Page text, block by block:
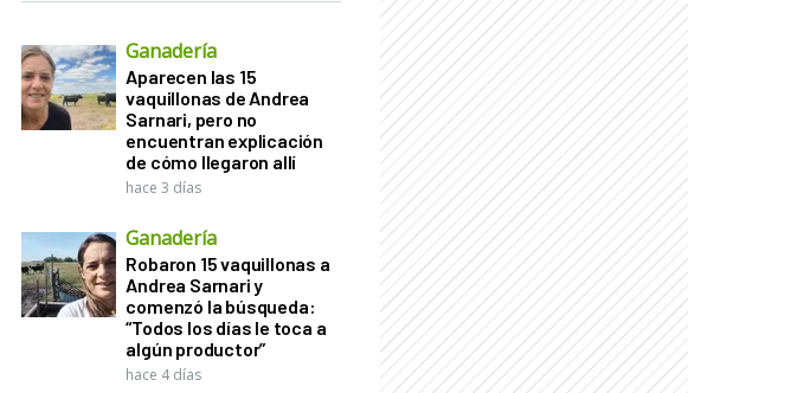
Ganadería
Aparecen las 15
vaquillonas de Andrea
Sarnari, pero no
encuentran explicación
de cómo llegaron allí
hace 3 días
Ganadería
Robaron 15 vaquillonas a
Andrea Sarnari y
comenzó la búsqueda:
“Todos los días le toca a
algún productor”
hace 4 días